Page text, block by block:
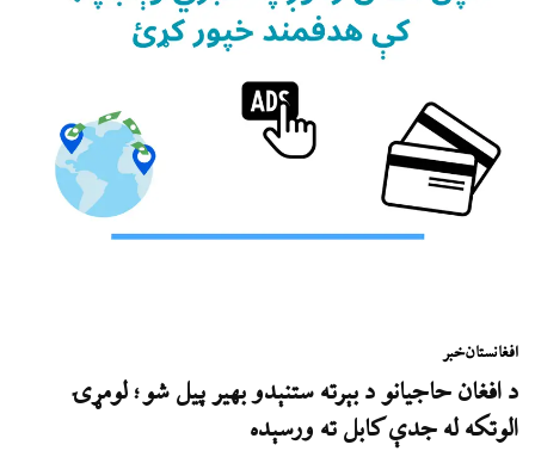
افغانستانخبر
د افغان حاجیانو د بېرته ستنېدو بهیر پیل شو؛ لومړۍ
الوتکه له جدې کابل ته ورسېده